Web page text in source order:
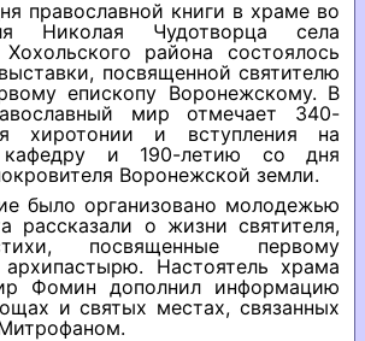
православной книги в храме во
Николая Чудотворца села
Хохольского района состоялось
посвященной святителю
епископу Воронежскому. В
мир отмечает 340-
хиротонии и вступления на
кафедру и 190-летию со дня
Воронежской земли.
было организовано молодежью
рассказали о жизни святителя,
посвященные первому
Настоятель храма
Фомин дополнил информацию
и святых местах, связанных